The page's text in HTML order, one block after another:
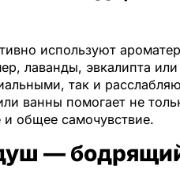
используют
лаванды, эвкалипта
так и
ванны помогает не
и общее самочувствие.
—